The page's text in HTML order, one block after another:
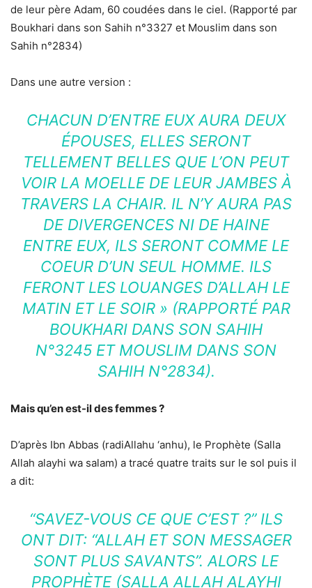
de leur père Adam, 60 coudées dans le ciel. (Rapporté par
Boukhari dans son Sahih n°3327 et Mouslim dans son
Sahih n°2834)
Dans une autre version :
CHACUN D’ENTRE EUX AURA DEUX
ÉPOUSES, ELLES SERONT
TELLEMENT BELLES QUE L’ON PEUT
VOIR LA MOELLE DE LEUR JAMBES À
TRAVERS LA CHAIR. IL N’Y AURA PAS
DE DIVERGENCES NI DE HAINE
ENTRE EUX, ILS SERONT COMME LE
COEUR D’UN SEUL HOMME. ILS
FERONT LES LOUANGES D’ALLAH LE
MATIN ET LE SOIR » (RAPPORTÉ PAR
BOUKHARI DANS SON SAHIH
N°3245 ET MOUSLIM DANS SON
SAHIH N°2834).
Mais qu’en est-il des femmes ?
D’après Ibn Abbas (radiAllahu ‘anhu), le Prophète (Salla
Allah alayhi wa salam) a tracé quatre traits sur le sol puis il
a dit:
“SAVEZ-VOUS CE QUE C’EST ?” ILS
ONT DIT: “ALLAH ET SON MESSAGER
SONT PLUS SAVANTS”. ALORS LE
PROPHÈTE (SALLA ALLAH ALAYHI